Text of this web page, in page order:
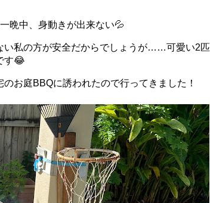
晩中、身動きが出来ない💦
い私の方が安全だからでしょうが……可愛い2匹
す😂
のお庭BBQに誘われたので行ってきました！